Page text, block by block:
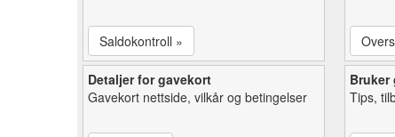
Saldokontroll »
Detaljer for gavekort
Gavekort nettside, vilkår og betingelser
Bruker
Tips,